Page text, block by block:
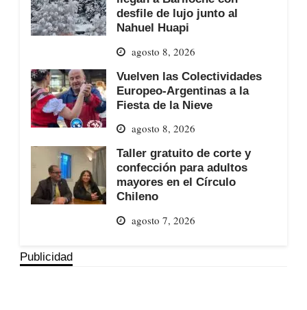
desfile de lujo junto al
Nahuel Huapi
agosto 8, 2026
Vuelven las Colectividades
Europeo-Argentinas a la
Fiesta de la Nieve
agosto 8, 2026
Taller gratuito de corte y
confección para adultos
mayores en el Círculo
Chileno
agosto 7, 2026
Publicidad